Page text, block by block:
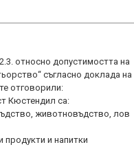
относно допустимостта на
съгласно доклада на
отговорили:
Кюстендил са:
животновъдство, лов
продукти и напитки